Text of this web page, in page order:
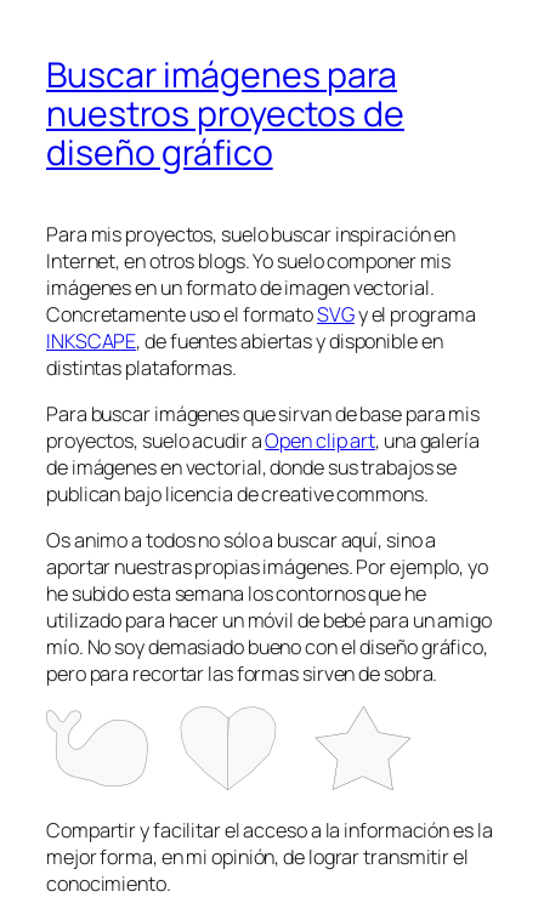
Buscar imágenes para
nuestros proyectos de
diseño gráfico
Para mis proyectos, suelo buscar inspiración en
Internet, en otros blogs. Yo suelo componer mis
imágenes en un formato de imagen vectorial.
Concretamente uso el formatoSVGy el programa
INKSCAPE, de fuentes abiertas y disponible en
distintas plataformas.
Para buscar imágenes que sirvan de base para mis
proyectos, suelo acudir aOpen clip art, una galería
de imágenes en vectorial, donde sus trabajos se
publican bajo licencia de creative commons.
Os animo a todos no sólo a buscar aquí, sino a
aportar nuestras propias imágenes. Por ejemplo, yo
he subido esta semana los contornos que he
utilizado para hacer un móvil de bebé para un amigo
mío. No soy demasiado bueno con el diseño gráfico,
pero para recortar las formas sirven de sobra.
Compartir y facilitar el acceso a la información es la
mejor forma, en mi opinión, de lograr transmitir el
conocimiento.